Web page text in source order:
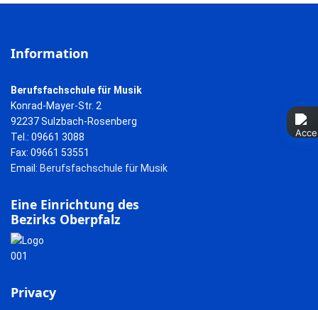
Information
Berufsfachschule für Musik
Konrad-Mayer-Str. 2
92237 Sulzbach-Rosenberg
Tel.: 09661 3088
Fax: 09661 53551
Email: Berufsfachschule für Musik
Eine Einrichtung des
Bezirks Oberpfalz
Privacy